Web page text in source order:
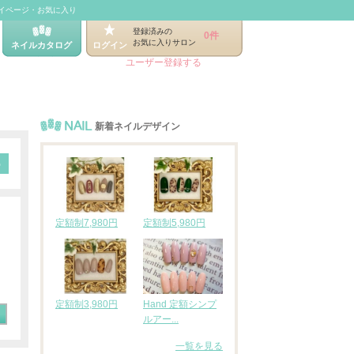
ページ・お気に入り
ネイルカタログ ログイン
登録済みの
お気に入りサロン
0件
ユーザー登録する
NAIL 新着ネイルデザイン
定額制7,980円 定額制5,980円
定額制3,980円
Hand 定額シンプ
ルアー...
一覧を見る